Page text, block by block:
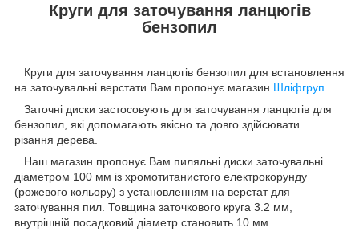
Круги для заточування ланцюгів
бензопил
Круги для заточування ланцюгів бензопил для встановлення
на заточувальні верстати Вам пропонує магазин Шліфгруп
Заточні диски застосовують для заточування ланцюгів для
бензопил, які допомагають якісно та довго здійсювати
різання дерева.
Наш магазин пропонує Вам пиляльні диски заточувальні
діаметром 100 мм із хромотитанистого електрокорунду
(рожевого кольору) з установленням на верстат для
заточування пил. Товщина заточкового круга 3.2 мм,
внутрішній посадковий діаметр становить 10 мм.